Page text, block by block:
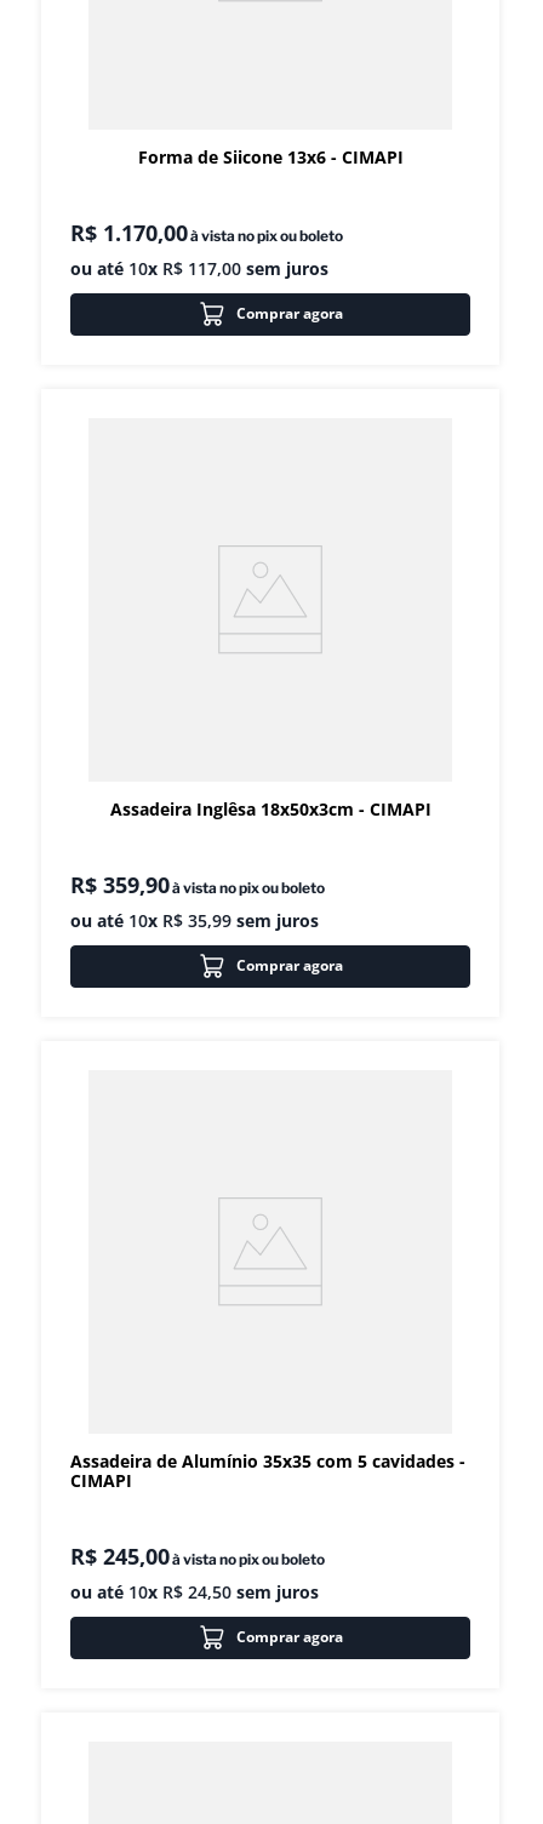
Forma de Siicone 13x6 - CIMAPI
R$ 1.170,00à vista no pix ou boleto
ou até 10x R$ 117,00 sem juros
Comprar agora
Assadeira Inglêsa 18x50x3cm - CIMAPI
R$ 359,90à vista no pix ou boleto
ou até 10x R$ 35,99 sem juros
Comprar agora
Assadeira de Alumínio 35x35 com 5 cavidades -
CIMAPI
R$ 245,00à vista no pix ou boleto
ou até 10x R$ 24,50 sem juros
Comprar agora